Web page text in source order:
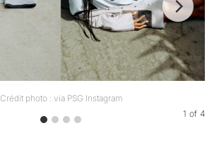
Crédit photo : via PSG Instagram
1 of 4